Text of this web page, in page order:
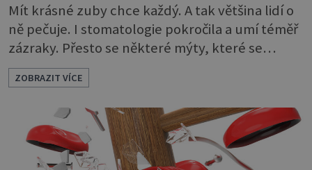
Mít krásné zuby chce každý. A tak většina lidí o
ně pečuje. I stomatologie pokročila a umí téměř
zázraky. Přesto se některé mýty, které se
tradují, nedaří vyvrátit. Které? Večer místo
čištění snězte jablko Jedna z nejoblíbenějších
pověr už z časů našich babiček, kterou se
rozhodně nevyplatí praktikovat. Jablko
opravdu zuby nevyčistí. Obsahuje sacharidy,
které bakterie v ústech pře
ZOBRAZIT VÍCE